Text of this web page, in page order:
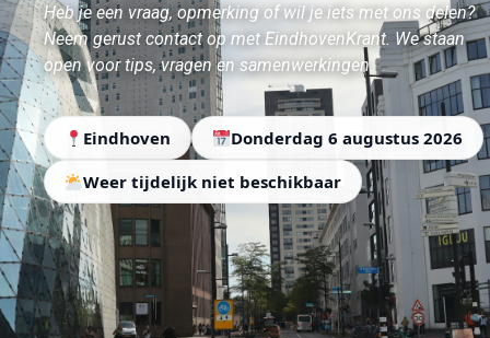
Heb je een vraag, opmerking of wil je iets met ons delen?
Neem gerust contact op met EindhovenKrant. We staan
open voor tips, vragen en samenwerkingen.
Eindhoven
Donderdag 6 augustus 2026
Weer tijdelijk niet beschikbaar